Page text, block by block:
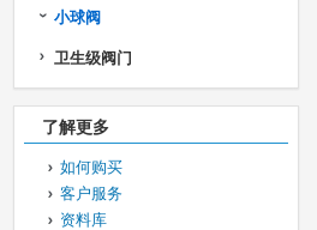
小球阀
卫生级阀门
了解更多
如何购买
客户服务
资料库